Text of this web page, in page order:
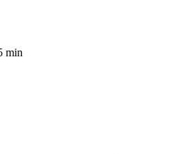
min